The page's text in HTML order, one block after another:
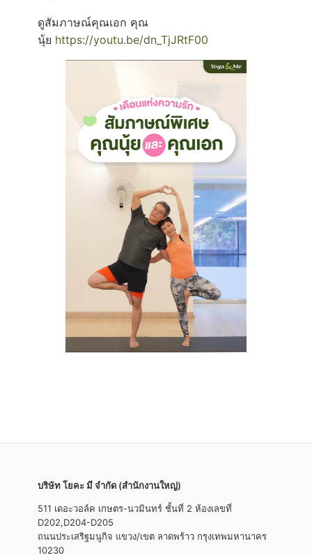
ดูสัมภาษณ์คุณเอก คุณ
นุ้ย https://youtu.be/dn_TjJRtF00
บริษัท โยคะ มี จำกัด (สำนักงานใหญ่)
511 เดอะวอล์ค เกษตร-นวมินทร์ ชั้นที่ 2 ห้องเลขที่
D202,D204-D205
ถนนประเสริฐมนูกิจ แขวง/เขต ลาดพร้าว กรุงเทพมหานาคร
10230